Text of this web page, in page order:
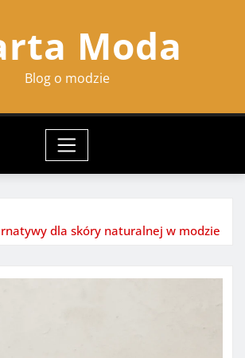
Moda
Blog o modzie
dla skóry naturalnej w modzie